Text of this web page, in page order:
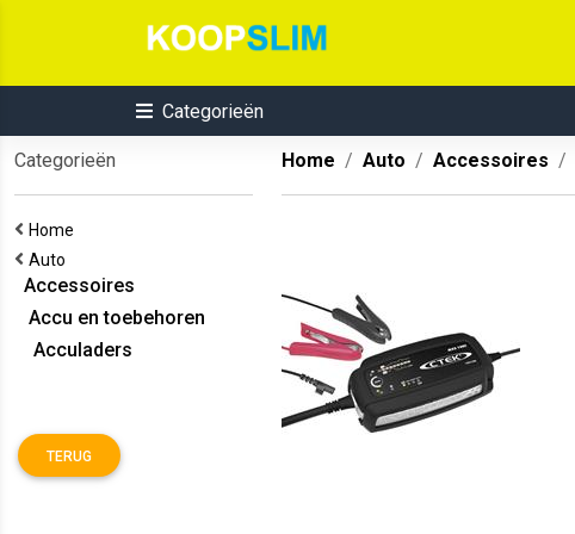
Categorieën
Categorieën
Home
Auto
Accessoires
Accu en toebehoren
Acculaders
TERUG
Home Auto Accessoires